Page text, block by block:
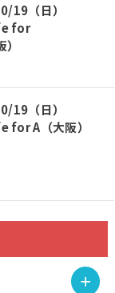
19（日）
for
19（日）
for A（大阪）